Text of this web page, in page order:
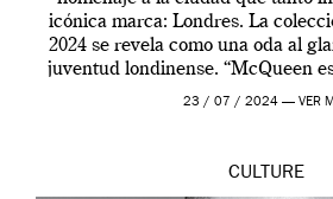
icónica marca: Londres. La
2024 se revela como una oda al
juventud londinense. “McQueen
en Londres y siempre
23 / 07 / 2024 — VER
CULTURE